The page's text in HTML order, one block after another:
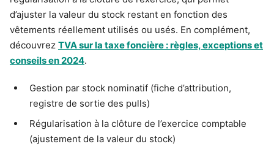
d’ajuster la valeur du stock restant en fonction des
vêtements réellement utilisés ou usés. En complément,
découvrez TVA sur la taxe foncière : règles, exceptions et
conseils en 2024.
Gestion par stock nominatif (fiche d’attribution,
registre de sortie des pulls)
Régularisation à la clôture de l’exercice comptable
(ajustement de la valeur du stock)